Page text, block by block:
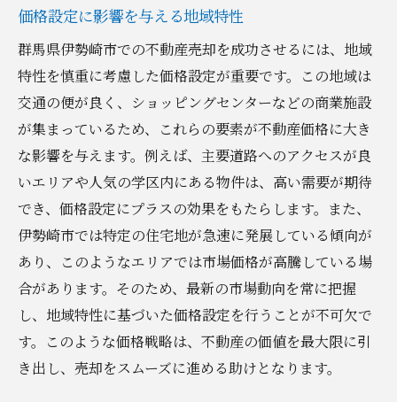
価格設定に影響を与える地域特性
群馬県伊勢崎市での不動産売却を成功させるには、地域
特性を慎重に考慮した価格設定が重要です。この地域は
交通の便が良く、ショッピングセンターなどの商業施設
が集まっているため、これらの要素が不動産価格に大き
な影響を与えます。例えば、主要道路へのアクセスが良
いエリアや人気の学区内にある物件は、高い需要が期待
でき、価格設定にプラスの効果をもたらします。また、
伊勢崎市では特定の住宅地が急速に発展している傾向が
あり、このようなエリアでは市場価格が高騰している場
合があります。そのため、最新の市場動向を常に把握
し、地域特性に基づいた価格設定を行うことが不可欠で
す。このような価格戦略は、不動産の価値を最大限に引
き出し、売却をスムーズに進める助けとなります。